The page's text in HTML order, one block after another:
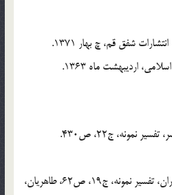
[3] . مكارم شيرازي، ناصر و همكاران، تفسير نمونه، ج19، ص62، طاهريان،